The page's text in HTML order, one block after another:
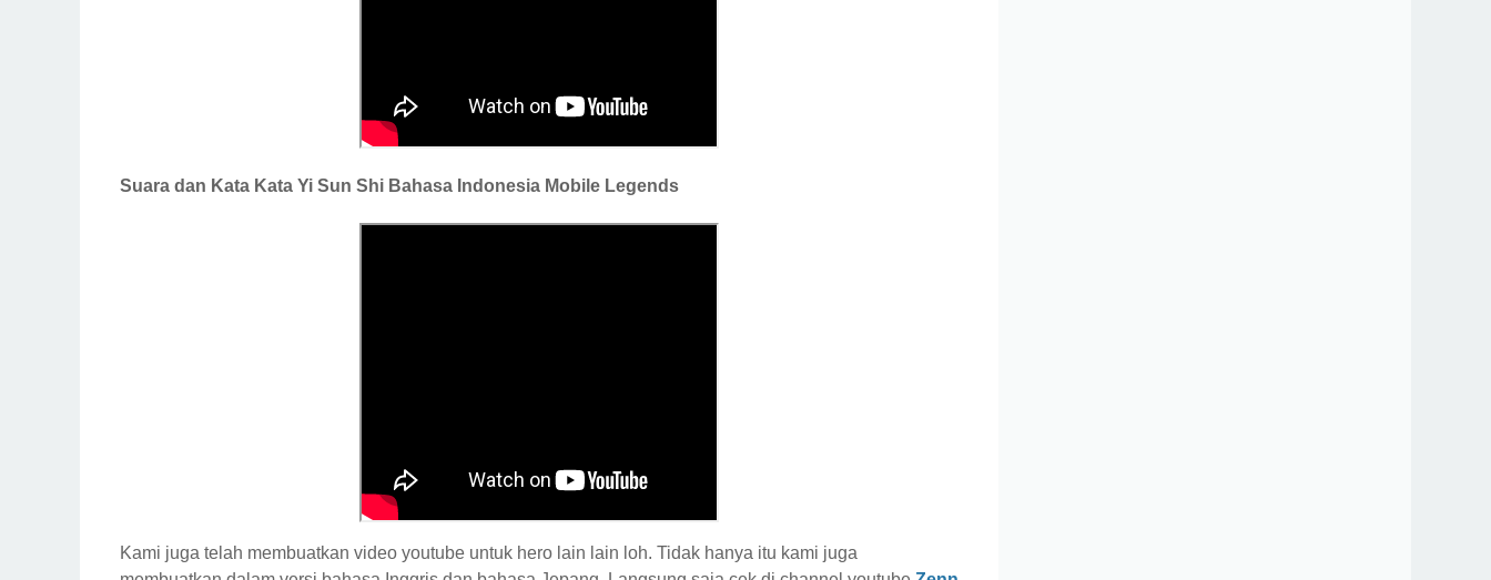
Suara dan Kata Kata Yi Sun Shi Bahasa Indonesia Mobile Legends
Kami juga telah membuatkan video youtube untuk hero lain lain loh. Tidak hanya itu kami juga